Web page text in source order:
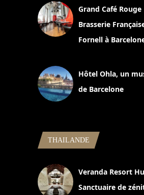
Grand Café
Brasserie
Fornell à
Hôtel Ohla, un
de Barcelone
THAILANDE
Veranda Resort
Sanctuaire de